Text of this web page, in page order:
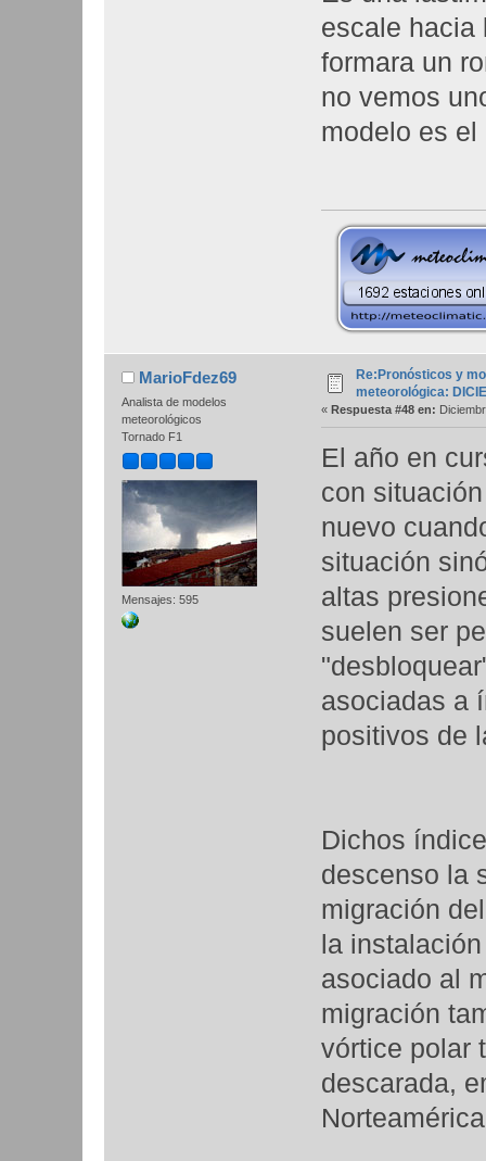
escale hacia
formara un
no vemos
modelo es
MarioFdez69
Analista de modelos
meteorológicos
Tornado F1
Mensajes: 595
Re:Pronósticos y
meteorológica:
« Respuesta #48 en:
El año en
con
nuevo
situación
altas
suelen ser
asociadas a
positivos de
Dichos
descenso la
migración
la
asociado al
migración
vórtice polar
descarada,